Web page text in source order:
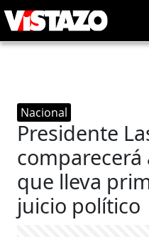
Nacional
Presidente
que lleva
juicio político